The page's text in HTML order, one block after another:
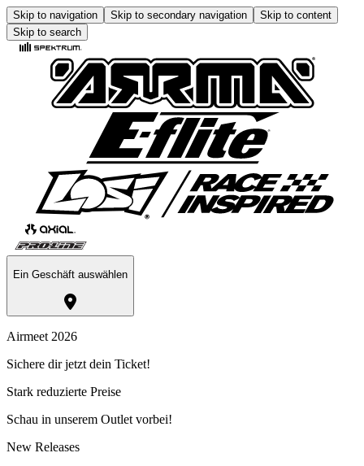
Skip to navigation Skip to secondary navigation
Skip to content
Skip to search
Ein Geschäft auswählen
Airmeet 2026
Sichere dir jetzt dein Ticket!
Stark reduzierte Preise
Schau in unserem Outlet vorbei!
New Releases